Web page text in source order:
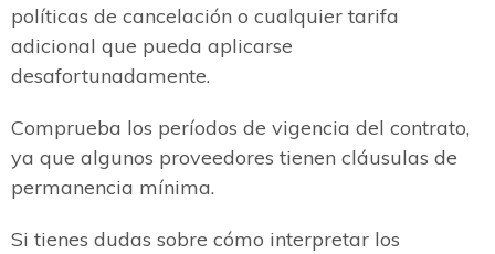
políticas de cancelación o cualquier tarifa
adicional que pueda aplicarse
desafortunadamente.
Comprueba los períodos de vigencia del contrato,
ya que algunos proveedores tienen cláusulas de
permanencia mínima.
Si tienes dudas sobre cómo interpretar los